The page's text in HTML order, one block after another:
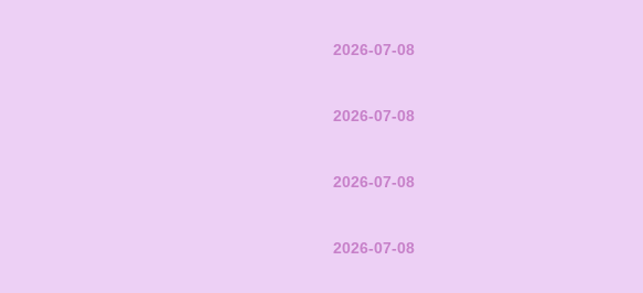
2026-07-08
2026-07-08
2026-07-08
2026-07-08